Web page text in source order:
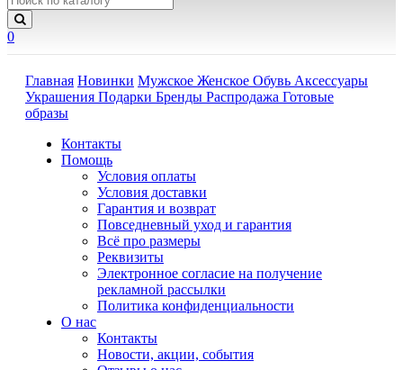
0
Главная Новинки Мужское Женское Обувь Аксессуары
Украшения Подарки Бренды Распродажа Готовые
образы
Контакты
Помощь
Условия оплаты
Условия доставки
Гарантия и возврат
Повседневный уход и гарантия
Всё про размеры
Реквизиты
Электронное согласие на получение
рекламной рассылки
Политика конфиденциальности
О нас
Контакты
Новости, акции, события